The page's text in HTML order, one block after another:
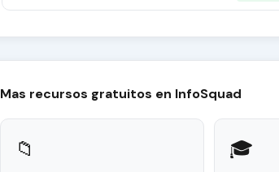
Mas recursos gratuitos en InfoSquad
📁 🎓